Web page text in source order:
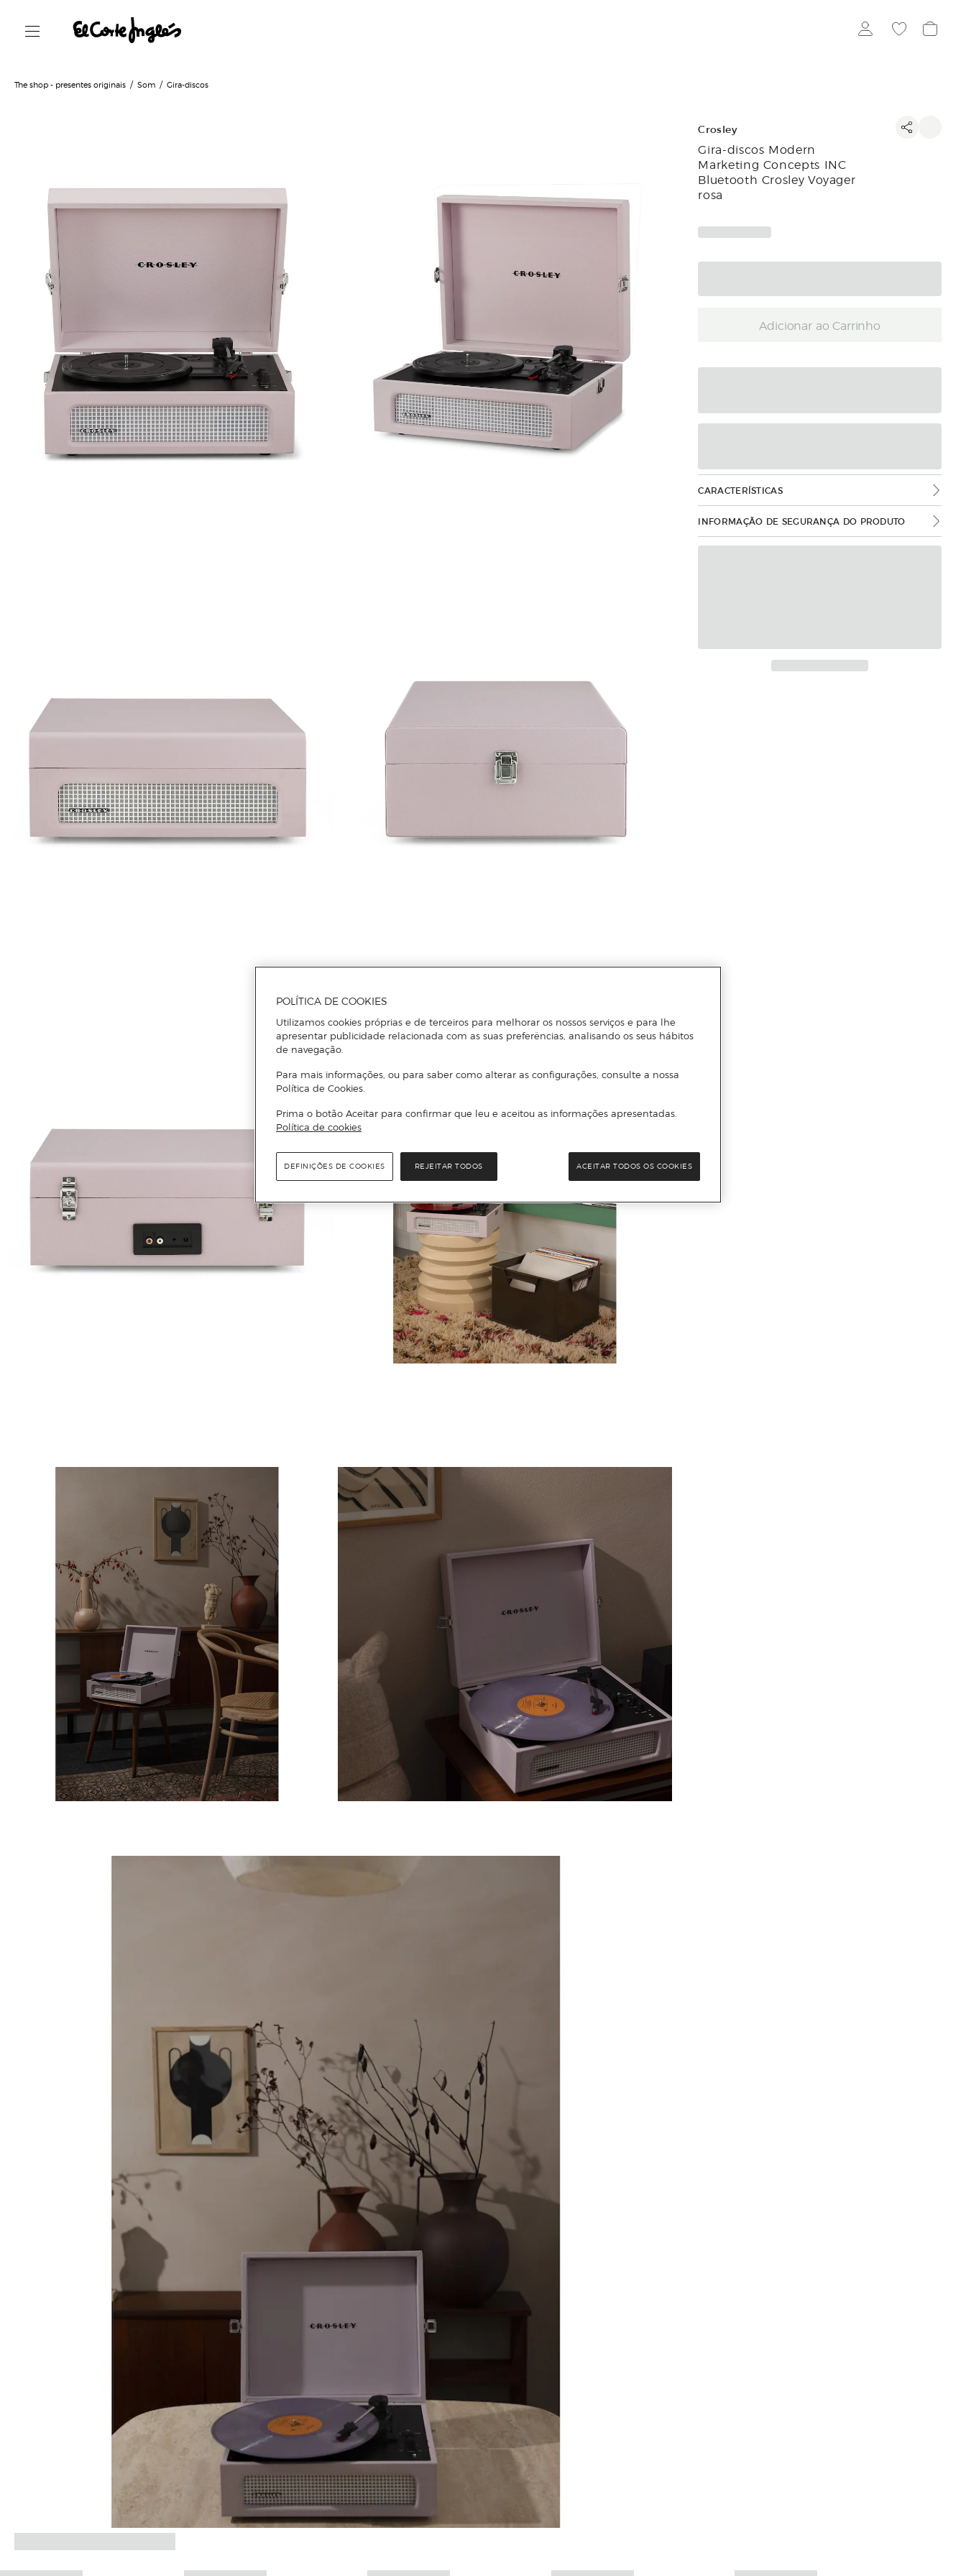
The shop - presentes originais Som Gira-discos
Crosley
Gira-discos Modern
Marketing Concepts INC
Bluetooth Crosley Voyager
rosa
Adicionar ao Carrinho
CARACTERÍSTICAS
INFORMAÇÃO DE SEGURANÇA DO PRODUTO
POLÍTICA DE COOKIES
Utilizamos cookies próprias e de terceiros para melhorar os nossos serviços e para lhe
apresentar publicidade relacionada com as suas preferências, analisando os seus hábitos
de navegação.
Para mais informações, ou para saber como alterar as configurações, consulte a nossa
Política de Cookies.
Prima o botão Aceitar para confirmar que leu e aceitou as informações apresentadas.
Política de cookies
REJEITAR TODOS ACEITAR TODOS OS COOKIES
DEFINIÇÕES DE COOKIES